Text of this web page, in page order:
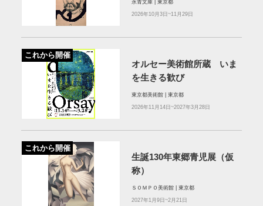
永青文庫 | 東京都
2026年10月3日~11月29日
これから開催
オルセー美術館所蔵 いま
を生きる歓び
東京都美術館 | 東京都
2026年11月14日~2027年3月28日
これから開催
生誕130年東郷青児展（仮
称）
ＳＯＭＰＯ美術館 | 東京都
2027年1月9日~2月21日